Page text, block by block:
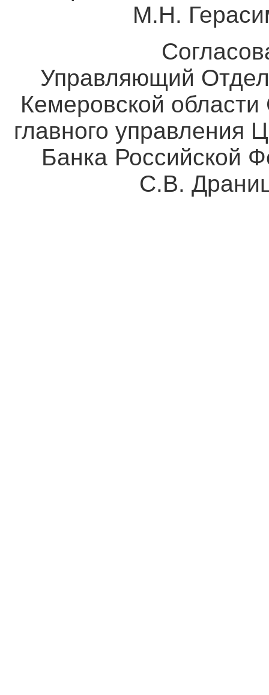
М.Н.
Управляющий
Кемеровской области
главного управления
Банка
С.В.